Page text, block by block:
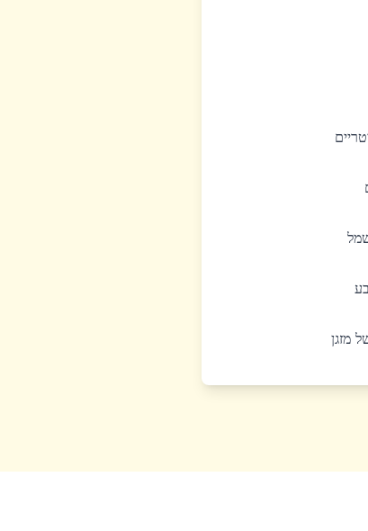
מזגן